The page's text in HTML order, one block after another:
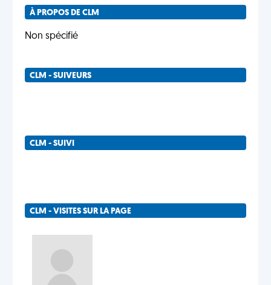
À PROPOS DE CLM
Non spécifié
CLM - SUIVEURS
CLM - SUIVI
CLM - VISITES SUR LA PAGE